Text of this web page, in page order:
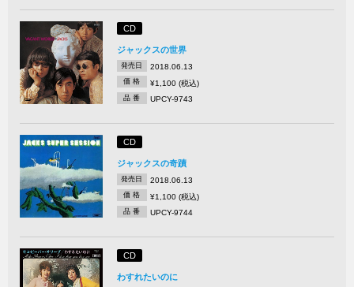
CD
ジャックスの世界
発売日 2018.06.13
価 格 ¥1,100 (税込)
品 番 UPCY-9743
CD
ジャックスの奇蹟
発売日 2018.06.13
価 格 ¥1,100 (税込)
品 番 UPCY-9744
CD
わすれたいのに